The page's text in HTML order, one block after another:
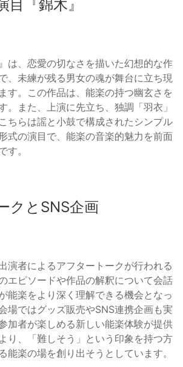
『錦木』
は、恋愛の切なさを描いた幻想的な作
、未練が残る男女の魂が舞台に立ち現
す。この作品は、能楽の持つ幽玄さを
。また、上演に先立ち、独調「羽衣」
ちらは謡と小鼓で構成されたシンプル
式の演目で、能楽の音楽的魅力を前面
す。
クとSNS企画
演者によるアフタートークが行われる
エピソードや作品の解釈について会話
能楽をより深く理解できる機会となっ
場ではグッズ販売やSNS連携企画も実
加者が楽しめる新しい能楽体験が提供
り、「難しそう」という印象を持つ方
能楽の場を創り出そうとしています。